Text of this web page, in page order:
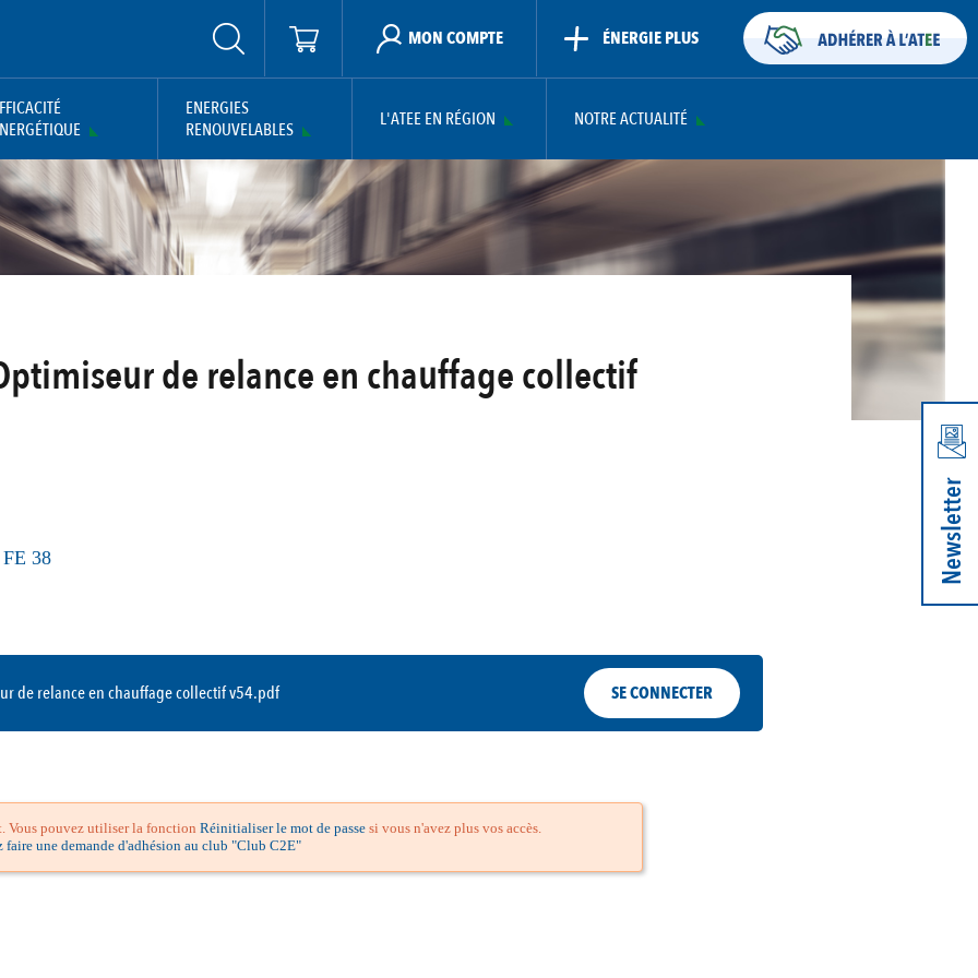
MON COMPTE ÉNERGIE PLUS
ENERGIES
RENOUVELABLES
L'ATEE EN RÉGION NOTRE ACTUALITÉ
de relance en chauffage collectif
FE 38
de relance en chauffage collectif v54.pdf SE CONNECTER
Vous pouvez utiliser la fonction Réinitialiser le mot de passe si vous n'avez plus vos accès.
faire une demande d'adhésion au club "Club C2E"
Newsletter